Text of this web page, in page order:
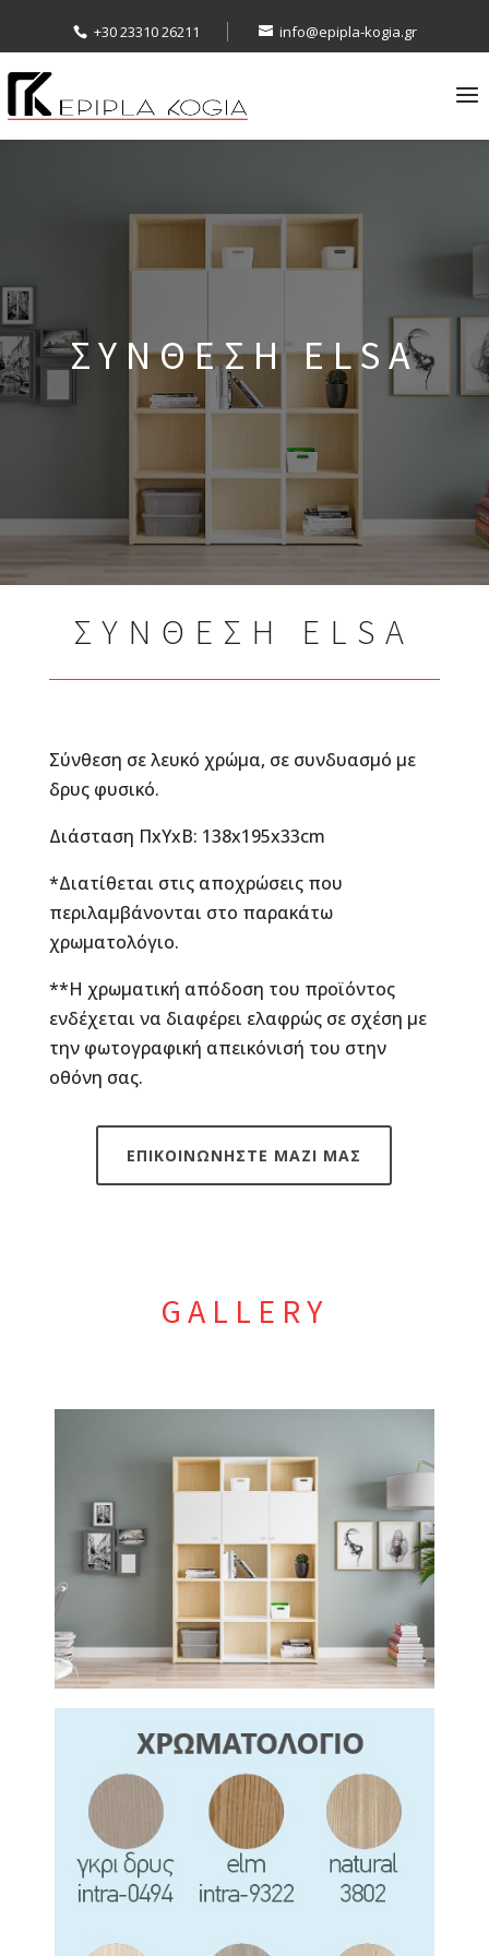
+30 23310 26211 info@epipla-kogia.gr
ΣΥΝΘΕΣΗ ELSA
ΣΥΝΘΕΣΗ ELSA
Σύνθεση σε λευκό χρώμα, σε συνδυασμό με
δρυς φυσικό.
Διάσταση ΠxYxB: ​138x195x33cm
*Διατίθεται στις αποχρώσεις που
περιλαμβάνονται στο παρακάτω
χρωματολόγιο.
**Η χρωματική απόδοση του προϊόντος
ενδέχεται να διαφέρει ελαφρώς σε σχέση με
την φωτογραφική απεικόνισή του στην
οθόνη σας.
ΕΠΙΚΟΙΝΩΝΗΣΤΕ ΜΑΖΙ ΜΑΣ
GALLERY